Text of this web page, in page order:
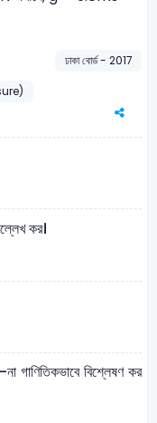
ঢাকা বোর্ড - 2017
কর।
গাণিতিকভাবে বিশ্লেষণ কর